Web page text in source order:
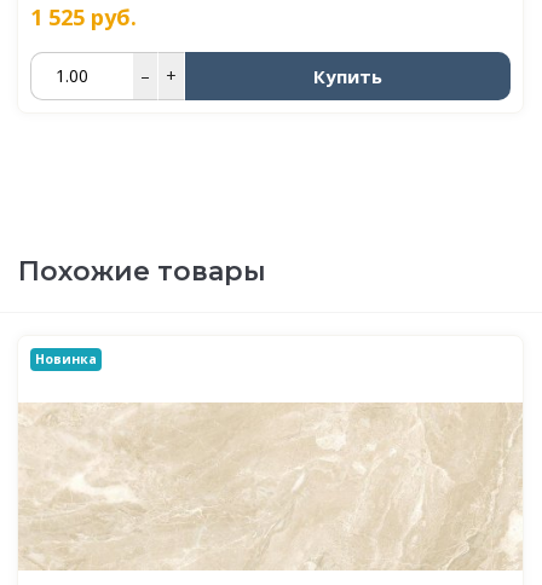
1 525 руб.
– + Купить
Похожие товары
Новинка